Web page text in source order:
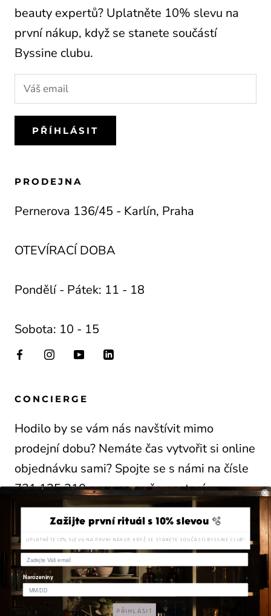
beauty expertů? Uplatněte 10% slevu na
první nákup, když se stanete součástí
Byssine clubu.
PŘÍHLÁSIT
PRODEJNA
Pernerova 136/45 - Karlín, Praha
OTEVÍRACÍ DOBA
Pondělí - Pátek: 11 - 18
Sobota: 10 - 15
CONCIERGE
Hodilo by se vám nás navštívit mimo
prodejní dobu? Nemáte čas vytvořit si online
objednávku sami? Spojte se s námi na čísle
731 125 210 a my se o vše postaráme.
Zažijte první rituál s 10% slevou 🫧
UPLATNĚTE 10% SLEVU NA PRVNÍ NÁKUP, KDYŽ SE STANETE SOUČÁSTÍ BYSSINE CLUB!
Narozeniny
PŘIHLÁSIT